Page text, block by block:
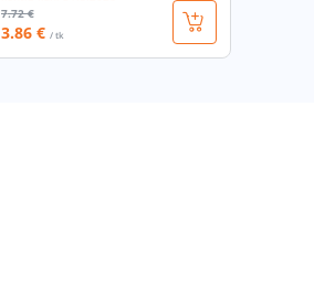
7.72 €
3.86 € / tk